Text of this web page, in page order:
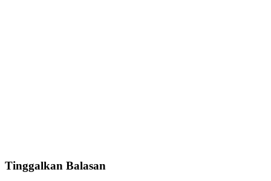
Tinggalkan Balasan